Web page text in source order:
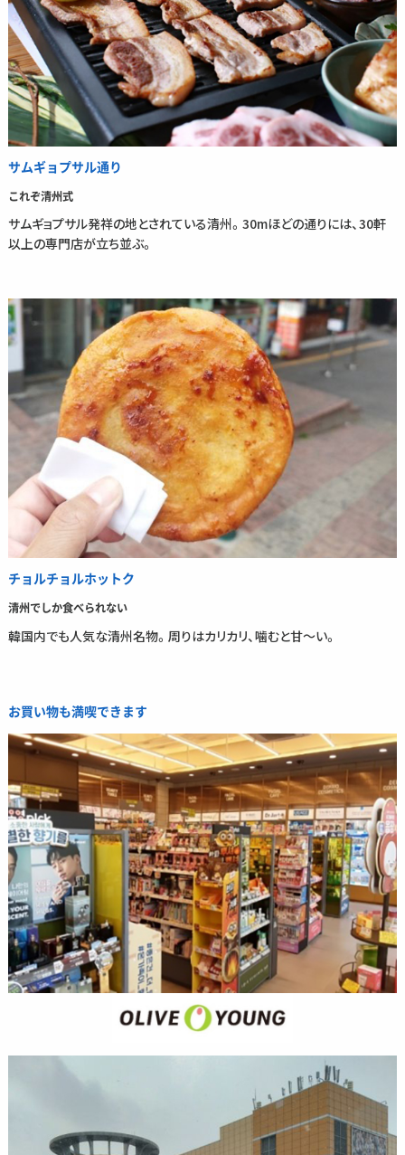
サムギョプサル通り
これぞ清州式
サムギョプサル発祥の地とされている清州。30mほどの通りには、30軒
以上の専門店が立ち並ぶ。
チョルチョルホットク
清州でしか食べられない
韓国内でも人気な清州名物。周りはカリカリ、噛むと甘～い。
お買い物も満喫できます